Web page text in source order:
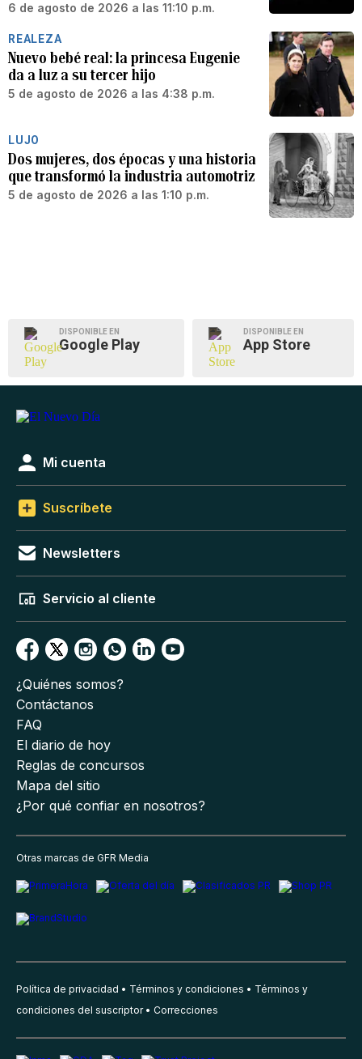
6 de agosto de 2026 a las 11:10 p.m.
REALEZA
Nuevo bebé real: la princesa Eugenie
da a luz a su tercer hijo
5 de agosto de 2026 a las 4:38 p.m.
LUJO
Dos mujeres, dos épocas y una historia
que transformó la industria automotriz
5 de agosto de 2026 a las 1:10 p.m.
DISPONIBLE EN
Google Play
DISPONIBLE EN
App Store
Mi cuenta
Suscríbete
Newsletters
Servicio al cliente
¿Quiénes somos?
Contáctanos
FAQ
El diario de hoy
Reglas de concursos
Mapa del sitio
¿Por qué confiar en nosotros?
Otras marcas de GFR Media
Política de privacidad Términos y condiciones
Términos y
condiciones del suscriptor
Correcciones